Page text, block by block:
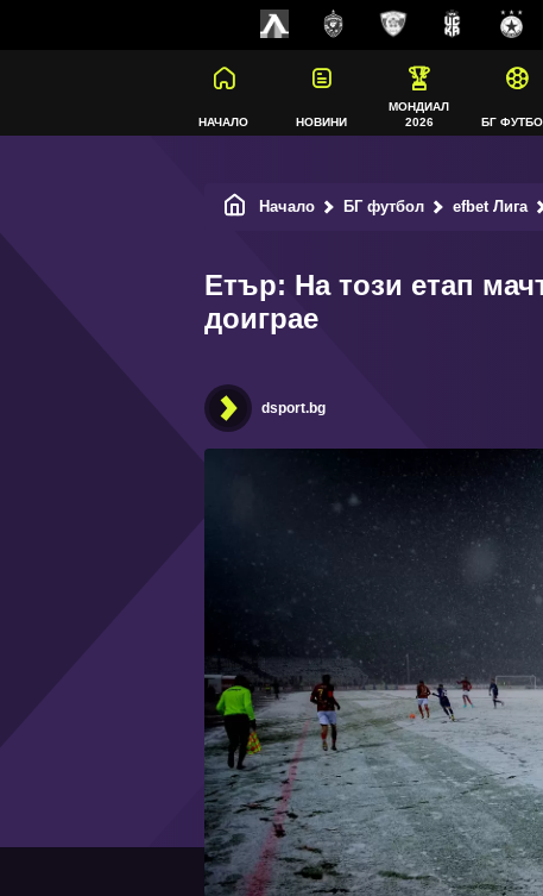
НАЧАЛО НОВИНИ
МОНДИАЛ
2026
БГ
Начало БГ футбол efbet Лига
Етър: На този етап
доиграе
dsport.bg